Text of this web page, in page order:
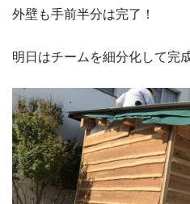
外壁も手前半分は完了！
明日はチームを細分化して完